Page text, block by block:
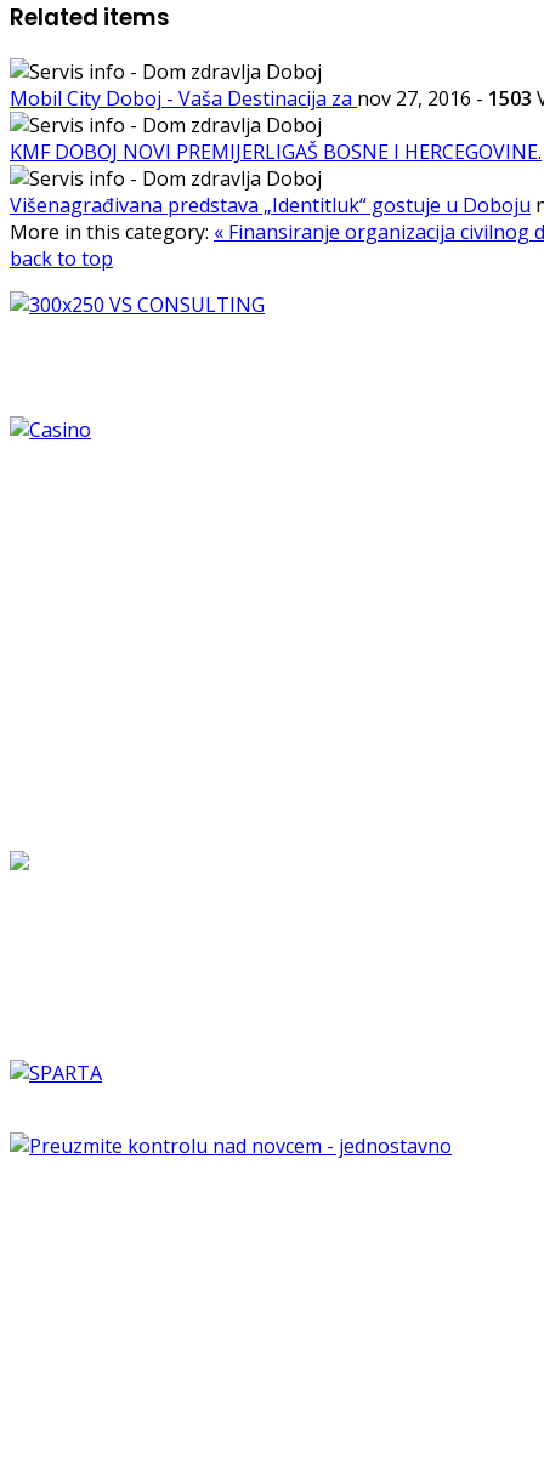
Related items
Mobil City Doboj - Vaša Destinacija za nov 27, 2016 - 1503
KMF DOBOJ NOVI PREMIJERLIGAŠ BOSNE I HERCEGOVINE.
Višenagrađivana predstava „Identitluk“ gostuje u Doboju
More in this category: « Finansiranje organizacija civilnog
back to top